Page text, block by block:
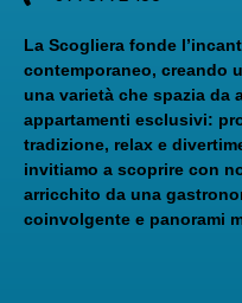
La Scogliera fonde
contemporaneo, creando
una varietà che spazia da
appartamenti esclusivi:
tradizione, relax e
invitiamo a scoprire con
arricchito da una
coinvolgente e panorami